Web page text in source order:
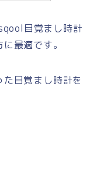
目覚まし時計
最適です。
目覚まし時計を